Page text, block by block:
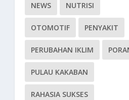
NEWS NUTRISI
OTOMOTIF PENYAKIT
PERUBAHAN IKLIM
PULAU KAKABAN
RAHASIA SUKSES